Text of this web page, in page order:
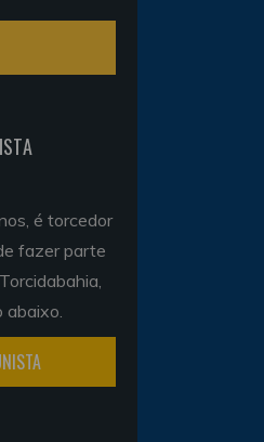
é torcedor
fazer parte